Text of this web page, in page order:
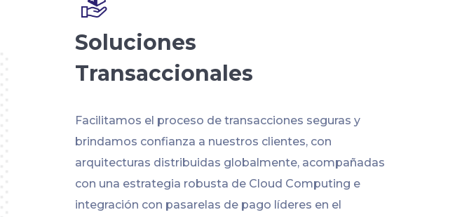
Soluciones
Transaccionales
Facilitamos el proceso de transacciones seguras y
brindamos confianza a nuestros clientes, con
arquitecturas distribuidas globalmente, acompañadas
con una estrategia robusta de Cloud Computing e
integración con pasarelas de pago líderes en el